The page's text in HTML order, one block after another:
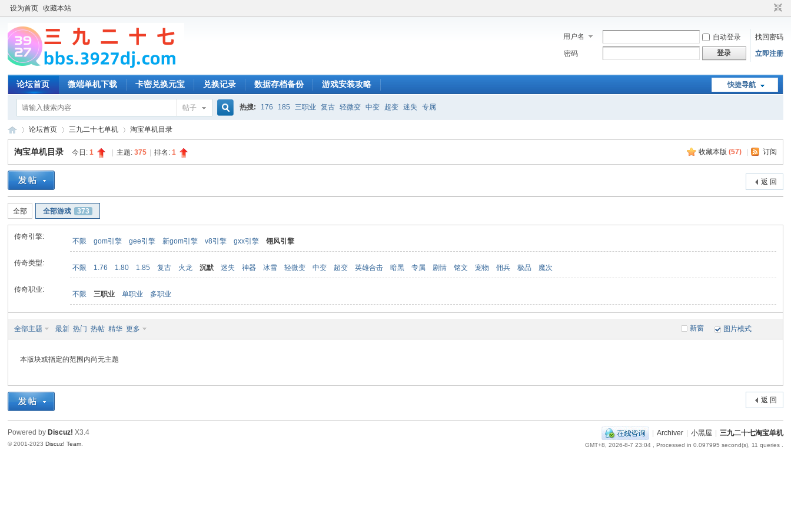
设为首页 收藏本站
用户名 自动登录
找回密码
密码
登录 立即注册
快捷导航
论坛首页 微端单机下载 卡密兑换元宝 兑换记录 数据存档备份 游戏安装攻略
帖子 热搜: 176 185 三职业 复古 轻微变 中变 超变 迷失 专属
»
论坛首页 三九二十七单机 淘宝单机目录
收藏本版 (57) 订阅
淘宝单机目录 今日:1 主题:375 排名:1
返 回
全部 全部游戏 373
传奇引擎:
不限 gom引擎 gee引擎 新gom引擎 v8引擎 gxx引擎 翎风引擎
传奇类型:
不限 1.76 1.80 1.85 复古 火龙 沉默 迷失 神器 冰雪 轻微变 中变 超变 英雄合击 暗黑 专属 剧情 铭文 宠物 佣兵 极品 魔次
传奇职业:
不限 三职业 单职业 多职业
新窗
全部主题 最新 热门 热帖 精华 更多 图片模式
本版块或指定的范围内尚无主题
返 回
| Archiver | 小黑屋 | 三九二十七淘宝单机
GMT+8, 2026-8-7 23:04, Processed in 0.097995 second(s), 11 queries .
Powered by Discuz! X3.4
© 2001-2023Discuz! Team